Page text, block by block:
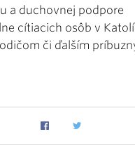
a duchovnej podpore
cítiacich osôb v
či ďalším